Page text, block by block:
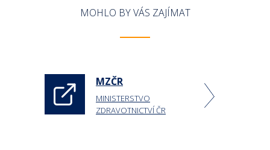
MOHLO BY VÁS ZAJÍMAT
MZČR
MINISTERSTVO
ZDRAVOTNICTVÍ ČR